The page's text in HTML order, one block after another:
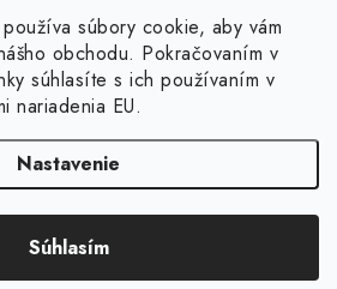
súbory cookie, aby vám
obchodu. Pokračovaním v
súhlasíte s ich používaním v
nariadenia EU.
Nastavenie
Súhlasím
ME GROW. Všetky práva vyhradené.